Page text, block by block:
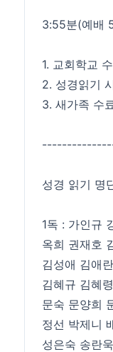
3:55분(예배
1. 교회학교
2. 성경읽기
3. 새가족 수
성경 읽기 명
1독 : 가인규
옥희 권재호
김성애 김애
김혜규 김혜
문숙 문양희
정선 박제니
성은숙 송란